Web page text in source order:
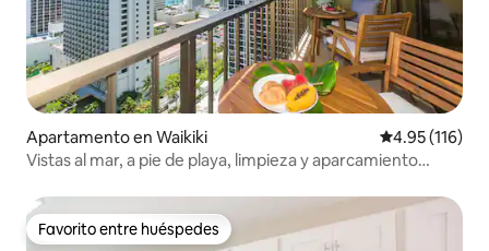
Apartamento en Waikiki Calificación
4.95 (116)
Vistas al mar, a pie de playa, limpieza y aparcamiento
Favorito entre huéspedes
Favorito entre huéspedes